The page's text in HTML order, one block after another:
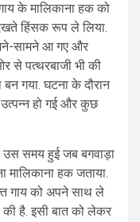
के मालिकाना हक को
हिंसक रूप ले लिया.
सामने आ गए और
से पत्थरबाजी भी की
गया. घटना के दौरान
हो गई और कुछ
उस समय हुई जब बगवाड़ा
हक जताया.
गाय को अपने साथ ले
की है. इसी बात को लेकर